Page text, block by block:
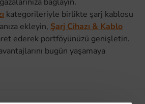
kategorileriyle birlikte şarj kablosu
ekleyin, Şarj Cihazı & Kablo
ederek portföyünüzü genişletin.
bugün yaşamaya